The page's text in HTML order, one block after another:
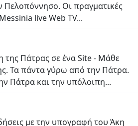
Πελοπόννησο. Οι πραγματικές
live Web TV...
της Πάτρας σε ένα Site - Μάθε
Τα πάντα γύρω από την Πάτρα.
Πάτρα και την υπόλοιπη...
με την υπογραφή του Άκη